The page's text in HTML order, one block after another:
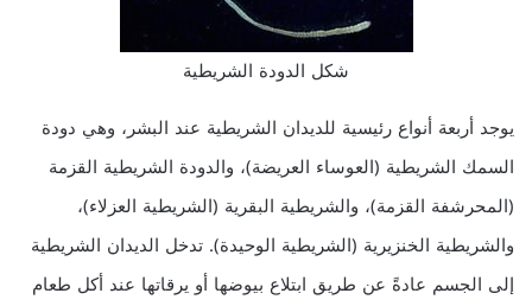
شكل الدودة الشريطية
يوجد أربعة أنواع رئيسية للديدان الشريطية عند البشر، وهي دودة
السمك الشريطية (العوساء العريضة)، والدودة الشريطية القزمة
(المحرشفة القزمة)، والشريطية البقرية (الشريطية العزلاء)،
والشريطية الخنزيرية (الشريطية الوحيدة). تدخل الديدان الشريطية
إلى الجسم عادةً عن طريق ابتلاع بيوضها أو يرقاتها عند أكل طعام